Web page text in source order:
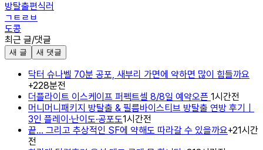
방탈출편식러
ㄱㅌㄹㅂ
도콩
최근 글/댓글
새 글 새 댓글
닥터 슈나벨 70분 공포, 새부리 가면에 약하면 많이 힘들까요
+228분전
더플라이트 이스케이프 퍼펙트셀 8/8일 예약오픈 1시간전
머니머니패키지 방탈출 & 필름바이스티브 방탈출 연방 후기｜
3인 플레이·난이도·공포도1시간전
끝... 그리고 추상적인 SF에 약해도 따라갈 수 있을까요+21시간
전